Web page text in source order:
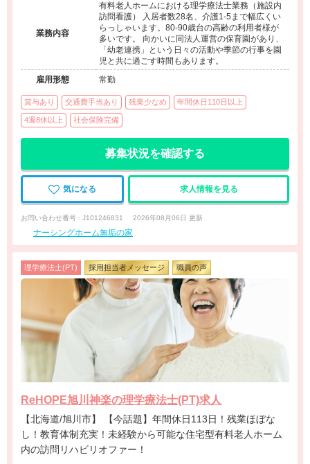
業務内容
有料老人ホームにおける理学療法士業務（施設内
訪問看護） 入居者数28名、介護1-5まで幅広くい
らっしゃいます。80-90歳台の高齢の利用者様が
多いです。 向かいに同法人運営の保育園があり、
「幼老連携」という日々の活動や季節の行事を園
児と共に過ごす時間もあります。
雇用形態
常勤
賞与あり 交通費手当あり 残業少なめ 年間休日110日以上
4週8休以上 社会保険完備
募集状況を確認する
気になる 求人情報を見る
お問い合わせ番号 : J101246831 2026年08月06日 更新
ナーシングホーム無垢の家
理学療法士(PT) 採用担当者メッセージ 職員の声
ReHOPE旭川神楽の理学療法士(PT)求人
【北海道/旭川市】 【今話題】年間休日113日！残業ほぼな
し！教育体制充実！未経験から可能な住宅型有料老人ホーム
内の訪問リハビリオファー！